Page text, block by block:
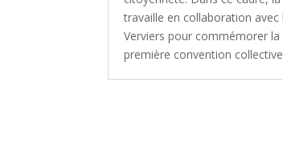
travaille en collaboration avec
Verviers pour commémorer la
première convention collective